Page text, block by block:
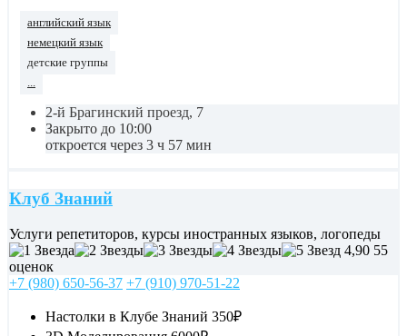
английский язык
немецкий язык
детские группы
...
2-й Брагинский проезд, 7
Закрыто до 10:00
откроется через 3 ч 57 мин
Клуб Знаний
Услуги репетиторов, курсы иностранных языков, логопеды
4,90 55
оценок
+7 (980) 650-56-37 +7 (910) 970-51-22
Настолки в Клубе Знаний 350₽